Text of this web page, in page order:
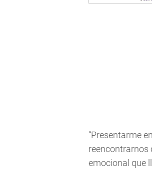
“Presentarme
reencontrarnos
emocional que